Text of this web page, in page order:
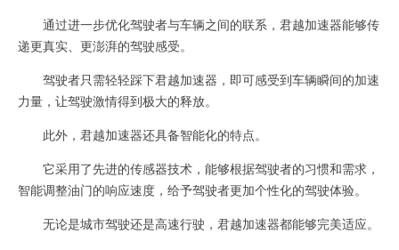
通过进一步优化驾驶者与车辆之间的联系，君越加速器能够传
递更真实、更澎湃的驾驶感受。
驾驶者只需轻轻踩下君越加速器，即可感受到车辆瞬间的加速
力量，让驾驶激情得到极大的释放。
此外，君越加速器还具备智能化的特点。
它采用了先进的传感器技术，能够根据驾驶者的习惯和需求，
智能调整油门的响应速度，给予驾驶者更加个性化的驾驶体验。
无论是城市驾驶还是高速行驶，君越加速器都能够完美适应。